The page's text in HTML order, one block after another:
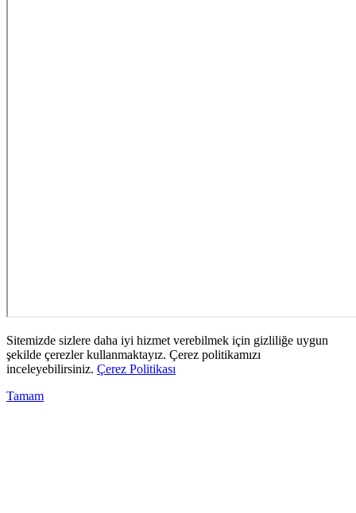
Sitemizde sizlere daha iyi hizmet verebilmek için gizliliğe uygun
şekilde çerezler kullanmaktayız. Çerez politikamızı
inceleyebilirsiniz. Çerez Politikası
Tamam